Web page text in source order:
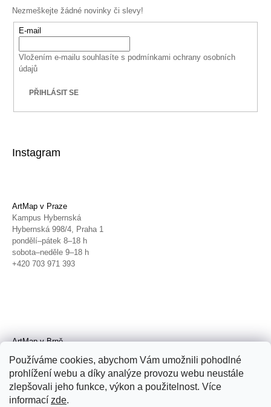
Používáme cookies, abychom Vám umožnili pohodlné
prohlížení webu a díky analýze provozu webu neustále
zlepšovali jeho funkce, výkon a použitelnost. Více
informací zde.
Nezmeškejte žádné novinky či slevy!
E-mail
Vložením e-mailu souhlasíte s podmínkami ochrany osobních
údajů
PŘIHLÁSIT SE
Instagram
ArtMap v Praze
Kampus Hybernská
Hybernská 998/4, Praha 1
pondělí–pátek 8–18 h
sobota–neděle 9–18 h
+420 703 971 393
ArtMap v Brně
Radnická 4, Brno
úterý–pátek 11–19 h
sobota 14–19 h
+420 702 152 298